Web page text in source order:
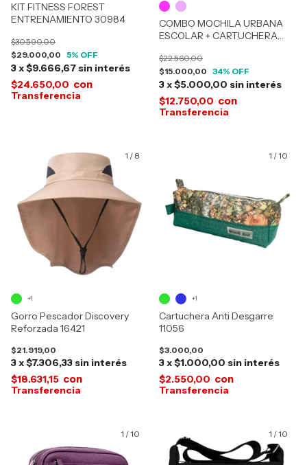
KIT FITNESS FOREST
ENTRENAMIENTO 30984
$29.000,00
$30.590,00
5% OFF
3x$9.666,67 sin interés
$24.650,00 con
COMBO MOCHILA URBANA
ESCOLAR + CARTUCHERA
$15.000,00
$22.560,00
34% OFF
3x$5.000,00 sin interés
$12.750,00 con
1 / 8
Gorro Pescador Discovery
Reforzada 16421
$21.919,00
3x$7.306,33 sin interés
$18.631,15 con
+1
1 /10
Cartuchera Anti Desgarre
11056
$3.000,00
3x$1.000,00 sin interés
$2.550,00 con
+1
1 /10 1 /10